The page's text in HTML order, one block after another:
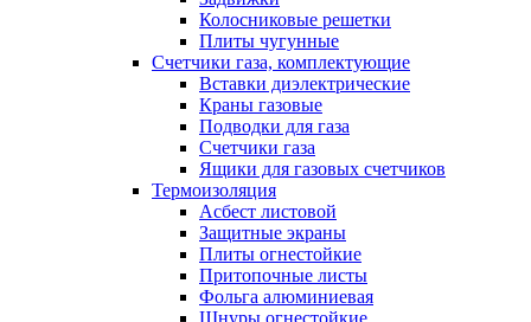
Колосниковые решетки
Плиты чугунные
Счетчики газа, комплектующие
Вставки диэлектрические
Краны газовые
Подводки для газа
Счетчики газа
Ящики для газовых счетчиков
Термоизоляция
Асбест листовой
Защитные экраны
Плиты огнестойкие
Притопочные листы
Фольга алюминиевая
Шнуры огнестойкие